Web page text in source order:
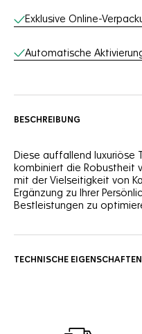
Exklusive Online-
Automatische
BESCHREIBUNG
Diese auffallend luxuriöse
kombiniert die Robustheit
mit der Vielseitigkeit von
Ergänzung zu Ihrer
Bestleistungen zu
Zifferblätter und spezielle
TECHNISCHE EIGENSCHAFTEN